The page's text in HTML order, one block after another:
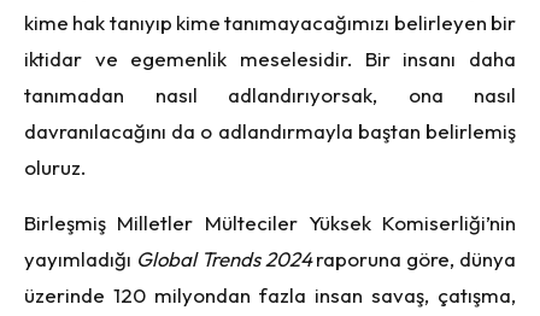
kime hak tanıyıp kime tanımayacağımızı belirleyen bir
iktidar ve egemenlik meselesidir. Bir insanı daha
tanımadan nasıl adlandırıyorsak, ona nasıl
davranılacağını da o adlandırmayla baştan belirlemiş
oluruz.
Birleşmiş Milletler Mülteciler Yüksek Komiserliği’nin
yayımladığı Global Trends 2024raporuna göre, dünya
üzerinde 120 milyondan fazla insan savaş, çatışma,